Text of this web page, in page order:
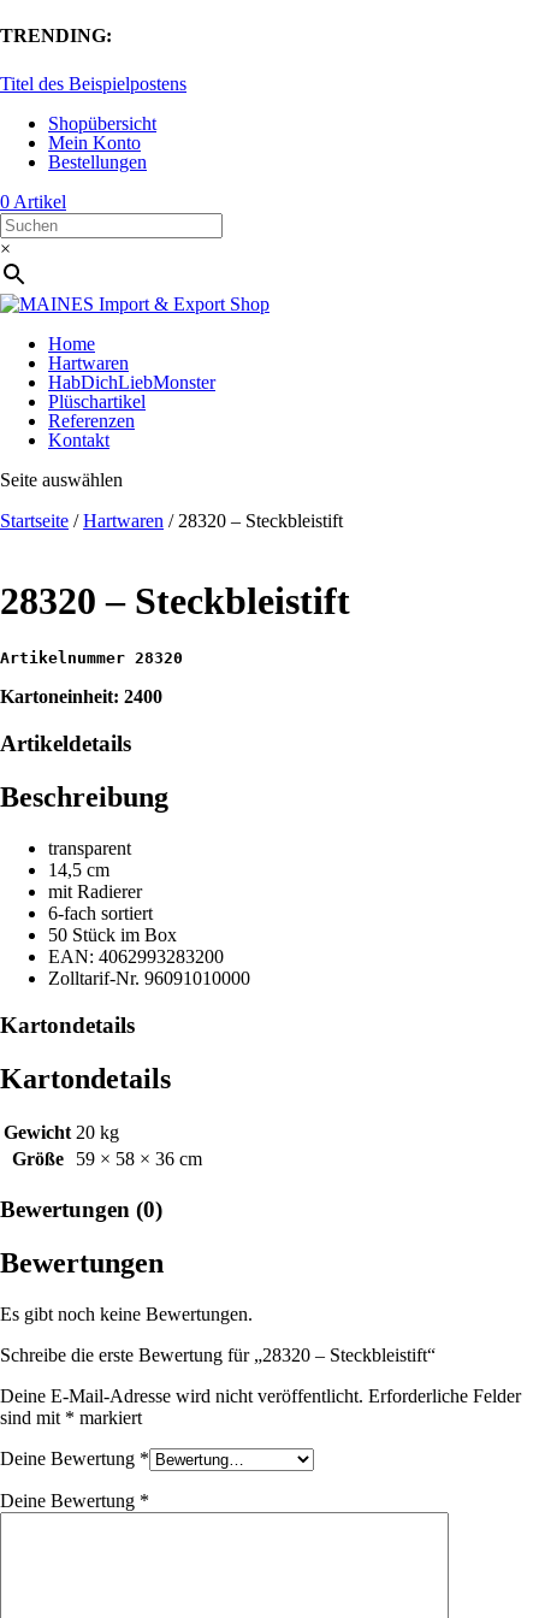
TRENDING:
Titel des Beispielpostens
Shopübersicht
Mein Konto
Bestellungen
0 Artikel
×
Home
Hartwaren
HabDichLiebMonster
Plüschartikel
Referenzen
Kontakt
Seite auswählen
Startseite /Hartwaren / 28320 – Steckbleistift
28320 – Steckbleistift
Artikelnummer 28320
Kartoneinheit: 2400
Artikeldetails
Beschreibung
transparent
14,5 cm
mit Radierer
6-fach sortiert
50 Stück im Box
EAN: 4062993283200
Zolltarif-Nr. 96091010000
Kartondetails
Kartondetails
Gewicht 20 kg
Größe
59 × 58 × 36 cm
Bewertungen (0)
Bewertungen
Es gibt noch keine Bewertungen.
Schreibe die erste Bewertung für „28320 – Steckbleistift“
Deine E-Mail-Adresse wird nicht veröffentlicht. Erforderliche Felder
sind mit * markiert
Deine Bewertung *
Deine Bewertung *